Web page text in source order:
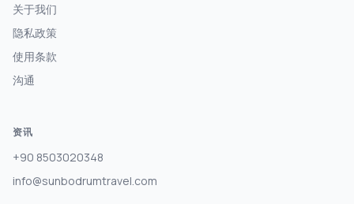
关于我们
隐私政策
使用条款
沟通
资讯
+90 8503020348
info@sunbodrumtravel.com